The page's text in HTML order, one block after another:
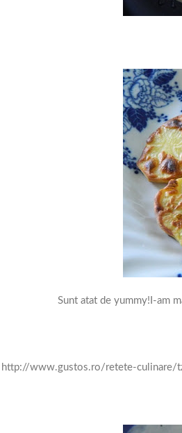
Sunt atat de yummy!I-am
http://www.gustos.ro/retete-culinare/